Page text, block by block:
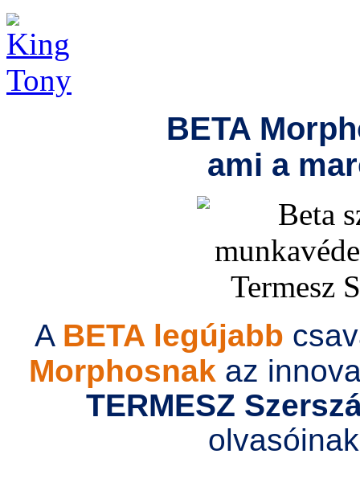
BETA
ami a
A BETA legújabb
Morphosnak az
TERMESZ